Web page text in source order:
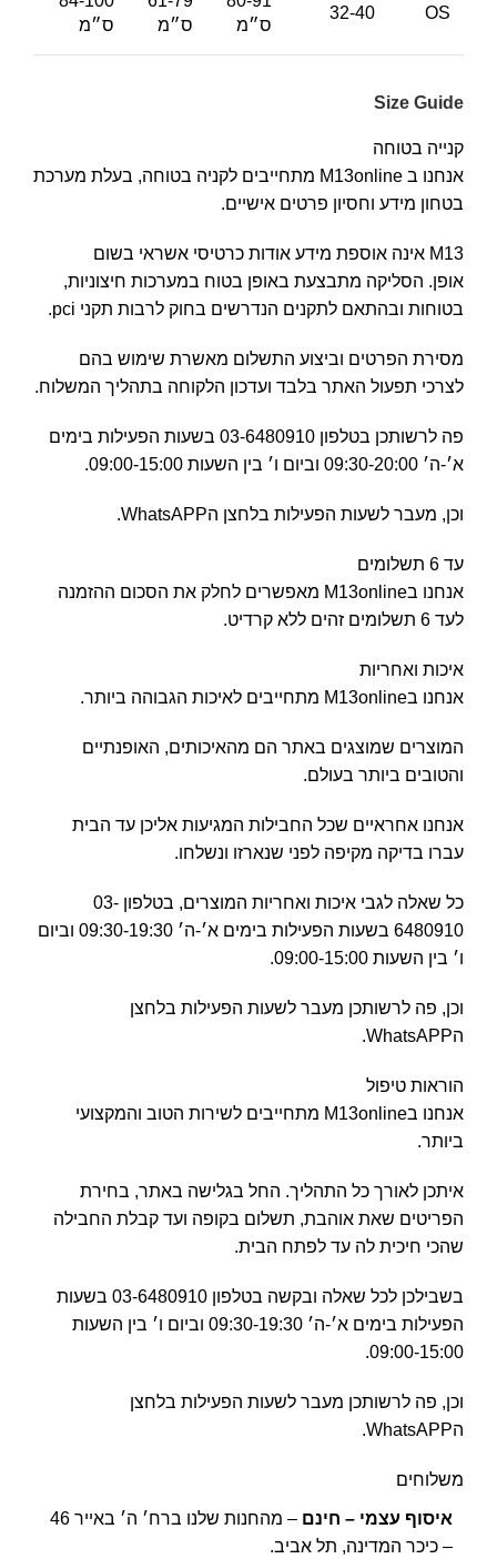
OS
32-40
ס״מ
ס״מ
ס״מ
Size Guide
קנייה בטוחה
אנחנו ב M13online מתחייבים לקניה בטוחה, בעלת מערכת
בטחון מידע וחסיון פרטים אישיים.
M13 אינה אוספת מידע אודות כרטיסי אשראי בשום
אופן. הסליקה מתבצעת באופן בטוח במערכות חיצוניות,
בטוחות ובהתאם לתקנים הנדרשים בחוק לרבות תקני pci.
מסירת הפרטים וביצוע התשלום מאשרת שימוש בהם
לצרכי תפעול האתר בלבד ועדכון הלקוחה בתהליך המשלוח.
פה לרשותכן בטלפון 03-6480910 בשעות הפעילות בימים
א׳-ה׳ 09:30-20:00 וביום ו׳ בין השעות 09:00-15:00.
וכן, מעבר לשעות הפעילות בלחצן הWhatsAPP.
עד 6 תשלומים
אנחנו בM13online מאפשרים לחלק את הסכום ההזמנה
לעד 6 תשלומים זהים ללא קרדיט.
איכות ואחריות
אנחנו בM13online מתחייבים לאיכות הגבוהה ביותר.
המוצרים שמוצגים באתר הם מהאיכותים, האופנתיים
והטובים ביותר בעולם.
אנחנו אחראיים שכל החבילות המגיעות אליכן עד הבית
עברו בדיקה מקיפה לפני שנארזו ונשלחו.
כל שאלה לגבי איכות ואחריות המוצרים, בטלפון 03-
6480910 בשעות הפעילות בימים א׳-ה׳ 09:30-19:30 וביום
ו׳ בין השעות 09:00-15:00.
וכן, פה לרשותכן מעבר לשעות הפעילות בלחצן
הWhatsAPP.
הוראות טיפול
אנחנו בM13online מתחייבים לשירות הטוב והמקצועי
ביותר.
איתכן לאורך כל התהליך. החל בגלישה באתר, בחירת
הפריטים שאת אוהבת, תשלום בקופה ועד קבלת החבילה
שהכי חיכית לה עד לפתח הבית.
בשבילכן לכל שאלה ובקשה בטלפון 03-6480910 בשעות
הפעילות בימים א׳-ה׳ 09:30-19:30 וביום ו׳ בין השעות
09:00-15:00.
וכן, פה לרשותכן מעבר לשעות הפעילות בלחצן
הWhatsAPP.
משלוחים
איסוף עצמי – חינם
– מהחנות שלנו ברח׳ ה׳ באייר 46
– כיכר המדינה, תל אביב.